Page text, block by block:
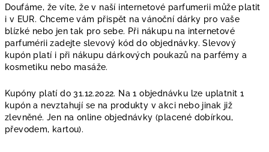
Doufáme, že víte, že v naší internetové parfumerii může platit
i v EUR. Chceme vám přispět na vánoční dárky pro vaše
blízké nebo jen tak pro sebe. Při nákupu na internetové
parfumérii zadejte slevový kód do objednávky. Slevový
kupón platí i při nákupu dárkových poukazů na parfémy a
kosmetiku nebo masáže.
Kupóny platí do 31.12.2022. Na 1 objednávku lze uplatnit 1
kupón a nevztahují se na produkty v akci nebo jinak již
zlevněné. Jen na online objednávky (placené dobírkou,
převodem, kartou).